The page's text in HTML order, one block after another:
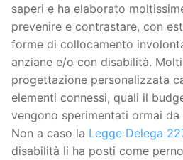
saperi e ha elaborato
prevenire e contrastare, con
forme di collocamento
anziane e/o con disabilità.
progettazione personalizzata
elementi connessi, quali il
vengono sperimentati ormai
Non a caso la Legge Delega
disabilità li ha posti come